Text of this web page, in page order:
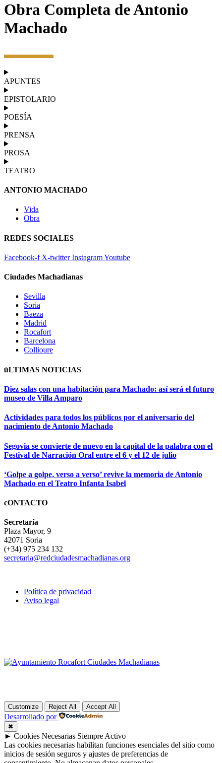
Obra Completa de Antonio
Machado
APUNTES
EPISTOLARIO
POESÍA
PRENSA
PROSA
TEATRO
ANTONIO MACHADO
Vida
Obra
REDES SOCIALES
Facebook-f X-twitter InstagramYoutube
Ciudades Machadianas
Sevilla
Soria
Baeza
Madrid
Rocafort
Barcelona
Collioure
úLTIMAS NOTICIAS
Diez salas con una habitación para Machado: así será el futuro
museo de Villa Amparo
Actividades para todos los públicos por el aniversario del
nacimiento de Antonio Machado
Segovia se convierte de nuevo en la capital de la palabra con el
Festival de Narración Oral entre el 6 y el 12 de julio
‘Golpe a golpe, verso a verso’ revive la memoria de Antonio
Machado en el Teatro Infanta Isabel
cONTACTO
Secretaría
Plaza Mayor, 9
42071 Soria
(+34) 975 234 132
secretaria@redciudadesmachadianas.org
Política de privacidad
Aviso legal
Customize Reject All Accept All
Desarrollado por
✖
► Cookies Necesarias Siempre Activo
Las cookies necesarias habilitan funciones esenciales del sitio como
inicios de sesión seguros y ajustes de preferencias de